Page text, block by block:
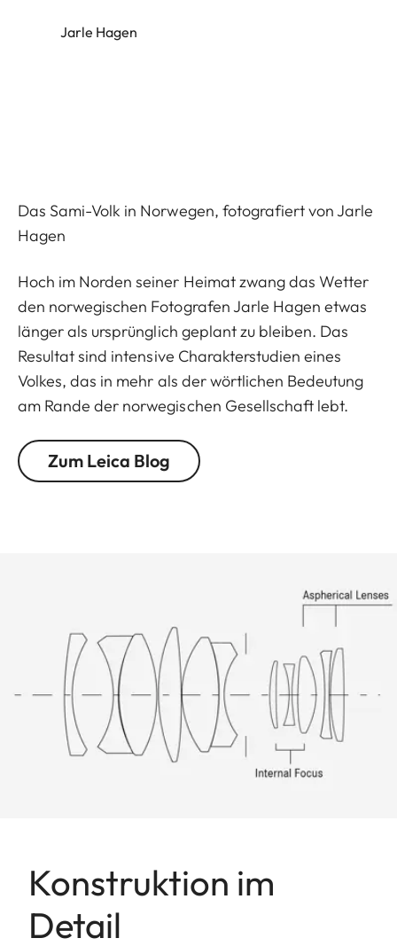
Jarle Hagen
Das Sami-Volk in Norwegen, fotografiert von Jarle
Hagen
Hoch im Norden seiner Heimat zwang das Wetter
den norwegischen Fotografen Jarle Hagen etwas
länger als ursprünglich geplant zu bleiben. Das
Resultat sind intensive Charakterstudien eines
Volkes, das in mehr als der wörtlichen Bedeutung
am Rande der norwegischen Gesellschaft lebt.
Zum Leica Blog
Konstruktion im
Detail